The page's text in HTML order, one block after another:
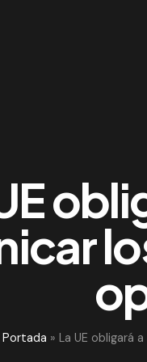
Portada » La UE obligará